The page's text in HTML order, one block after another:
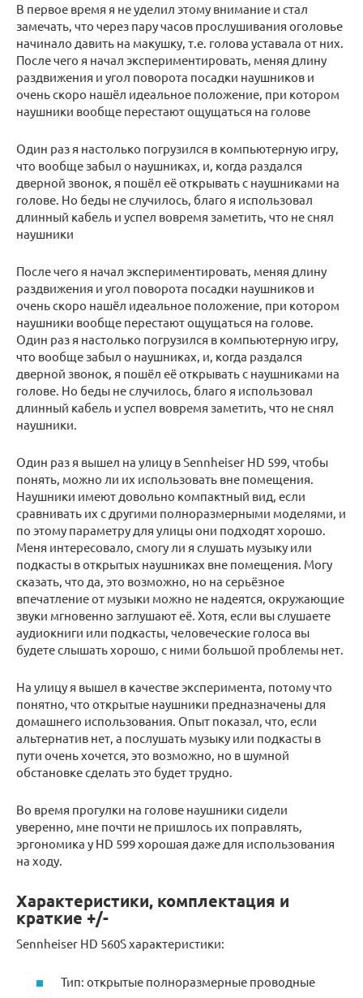
В первое время я не уделил этому внимание и стал
замечать, что через пару часов прослушивания оголовье
начинало давить на макушку, т.е. голова уставала от них.
После чего я начал экспериментировать, меняя длину
раздвижения и угол поворота посадки наушников и
очень скоро нашёл идеальное положение, при котором
наушники вообще перестают ощущаться на голове
Один раз я настолько погрузился в компьютерную игру,
что вообще забыл о наушниках, и, когда раздался
дверной звонок, я пошёл её открывать с наушниками на
голове. Но беды не случилось, благо я использовал
длинный кабель и успел вовремя заметить, что не снял
наушники
После чего я начал экспериментировать, меняя длину
раздвижения и угол поворота посадки наушников и
очень скоро нашёл идеальное положение, при котором
наушники вообще перестают ощущаться на голове.
Один раз я настолько погрузился в компьютерную игру,
что вообще забыл о наушниках, и, когда раздался
дверной звонок, я пошёл её открывать с наушниками на
голове. Но беды не случилось, благо я использовал
длинный кабель и успел вовремя заметить, что не снял
наушники.
Один раз я вышел на улицу в Sennheiser HD 599, чтобы
понять, можно ли их использовать вне помещения.
Наушники имеют довольно компактный вид, если
сравнивать их с другими полноразмерными моделями, и
по этому параметру для улицы они подходят хорошо.
Меня интересовало, смогу ли я слушать музыку или
подкасты в открытых наушниках вне помещения. Могу
сказать, что да, это возможно, но на серьёзное
впечатление от музыки можно не надеятся, окружающие
звуки мгновенно заглушают её. Хотя, если вы слушаете
аудиокниги или подкасты, человеческие голоса вы
будете слышать хорошо, с ними большой проблемы нет.
На улицу я вышел в качестве эксперимента, потому что
понятно, что открытые наушники предназначены для
домашнего использования. Опыт показал, что, если
альтернатив нет, а послушать музыку или подкасты в
пути очень хочется, это возможно, но в шумной
обстановке сделать это будет трудно.
Во время прогулки на голове наушники сидели
уверенно, мне почти не пришлось их поправлять,
эргономика у HD 599 хорошая даже для использования
на ходу.
Характеристики, комплектация и
краткие +/-
Sennheiser HD 560S характеристики:
Тип: открытые полноразмерные проводные